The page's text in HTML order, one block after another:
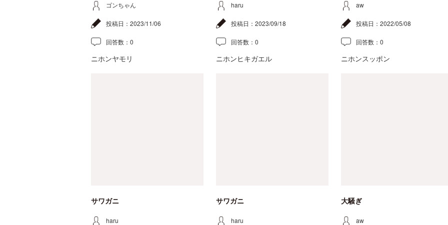
ゴンちゃん
投稿日： 2023/11/06
回答数： 0
ニホンヤモリ
haru
投稿日： 2023/09/18
回答数： 0
ニホンヒキガエル
aw
投稿日： 2022/05/08
回答数： 0
ニホンスッポン
サワガニ
haru
サワガニ
haru
大騒ぎ
aw